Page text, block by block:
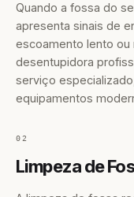
Quando a fossa do
apresenta sinais de
escoamento lento
desentupidora
serviço
equipamentos
02
Limpeza de